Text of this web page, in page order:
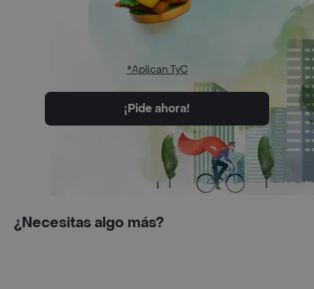
*Aplican TyC
¡Pide ahora!
¿Necesitas algo más?